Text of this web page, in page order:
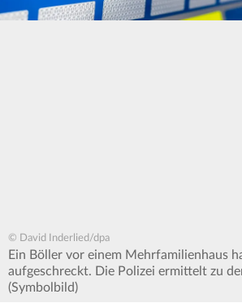
© David Inderlied/dpa
Ein Böller vor einem Mehrfamilienhaus
aufgeschreckt. Die Polizei ermittelt zu
(Symbolbild)